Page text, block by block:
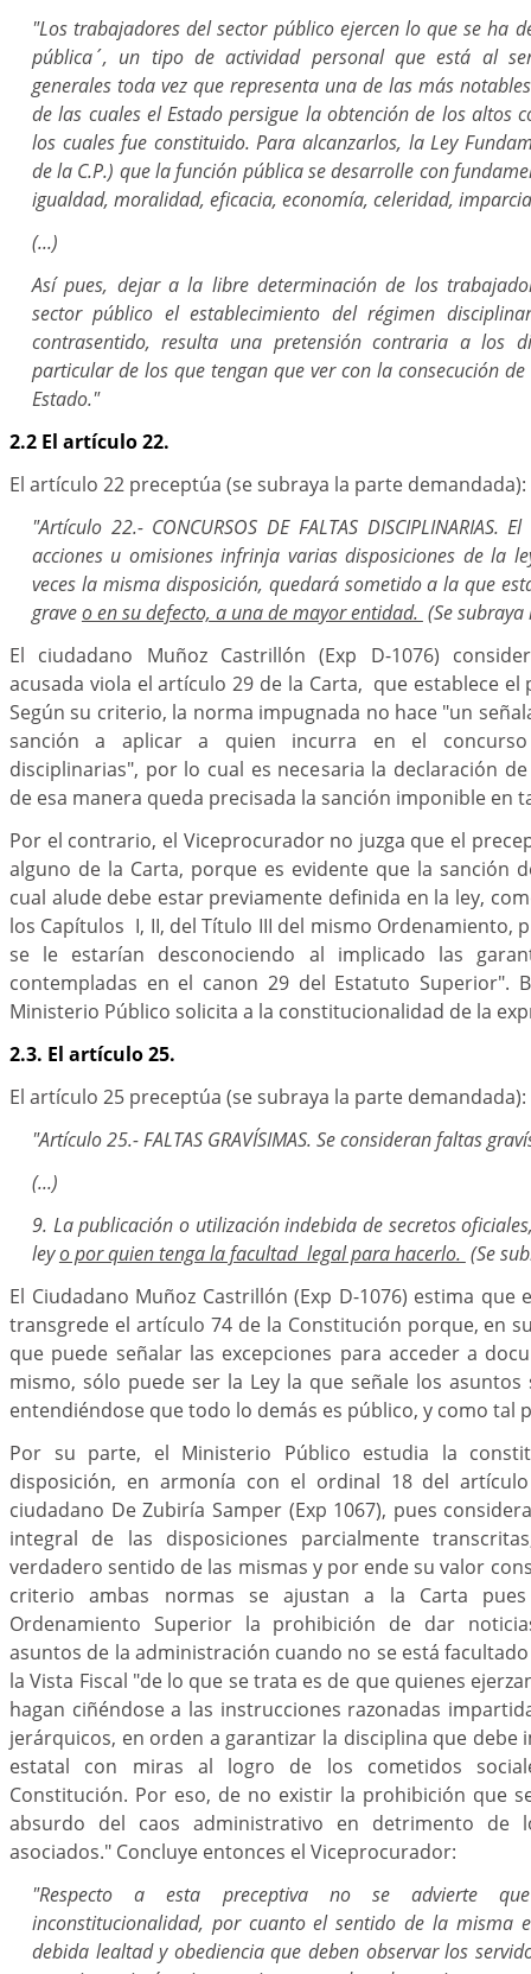
"Los trabajadores del sector público ejercen lo que se ha
pública´, un tipo de actividad personal que está al
generales toda vez que representa una de las más
de las cuales el Estado persigue la obtención de los altos
los cuales fue constituido. Para alcanzarlos, la Ley
de la C.P.) que la función pública se desarrolle con
igualdad, moralidad, eficacia, economía, celeridad,
(...)
Así pues, dejar a la libre determinación de los
sector público el establecimiento del régimen
contrasentido, resulta una pretensión contraria a los
particular de los que tengan que ver con la consecución
Estado."
2.2 El artículo 22.
El artículo 22 preceptúa (se subraya la parte demandada):
"Artículo 22.- CONCURSOS DE FALTAS
acciones u omisiones infrinja varias disposiciones de la
veces la misma disposición, quedará sometido a la que
graveo en su defecto, a una de mayor entidad. (Se
El ciudadano Muñoz Castrillón (Exp D-1076)
acusada viola el artículo 29 de la Carta, que establece
Según su criterio, la norma impugnada no hace "un
sanción a aplicar a quien incurra en el
disciplinarias", por lo cual es necesaria la declaración
de esa manera queda precisada la sanción imponible en
Por el contrario, el Viceprocurador no juzga que el
alguno de la Carta, porque es evidente que la sanción
cual alude debe estar previamente definida en la ley,
los Capítulos I, II, del Título III del mismo Ordenamiento,
se le estarían desconociendo al implicado las
contempladas en el canon 29 del Estatuto Superior".
Ministerio Público solicita a la constitucionalidad de la
2.3. El artículo 25.
El artículo 25 preceptúa (se subraya la parte demandada):
"Artículo 25.- FALTAS GRAVÍSIMAS. Se consideran faltas
(...)
9. La publicación o utilización indebida de secretos
leyo por quien tenga la facultad legal para hacerlo. (Se
El Ciudadano Muñoz Castrillón (Exp D-1076) estima que
transgrede el artículo 74 de la Constitución porque, en
que puede señalar las excepciones para acceder a
mismo, sólo puede ser la Ley la que señale los
entendiéndose que todo lo demás es público, y como tal
Por su parte, el Ministerio Público estudia la
disposición, en armonía con el ordinal 18 del
ciudadano De Zubiría Samper (Exp 1067), pues
integral de las disposiciones parcialmente
verdadero sentido de las mismas y por ende su valor
criterio ambas normas se ajustan a la Carta
Ordenamiento Superior la prohibición de dar
asuntos de la administración cuando no se está
la Vista Fiscal "de lo que se trata es de que quienes
hagan ciñéndose a las instrucciones razonadas
jerárquicos, en orden a garantizar la disciplina que debe
estatal con miras al logro de los cometidos
Constitución. Por eso, de no existir la prohibición que
absurdo del caos administrativo en detrimento de
asociados." Concluye entonces el Viceprocurador:
"Respecto a esta preceptiva no se advierte
inconstitucionalidad, por cuanto el sentido de la misma
debida lealtad y obediencia que deben observar los